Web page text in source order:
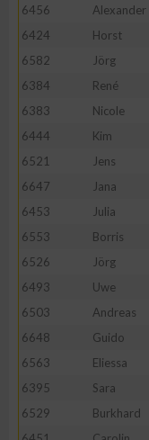
6456
Alexander
6424
Horst
6582
Jörg
6384
René
6383
Nicole
6444
Kim
6521
Jens
6647
Jana
6453
Julia
6553
Borris
6526
Jörg
6493
Uwe
6503
Andreas
6648
Guido
6563
Eliessa
6395
Sara
6529
Burkhard
Erstellung von
Verwendung von
verschiedenen
Entwicklung und
Verwendung
IAB-Besonderheiten: